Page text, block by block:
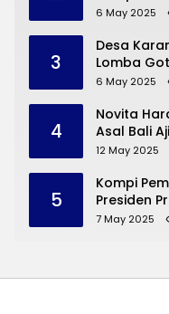
Dermorejo
6 May 2025
3
Desa
Lomba
yang
6 May 2025
4
Novita
Asal Bali
12 May 2025
5
Kompi
Presiden
7 May 2025